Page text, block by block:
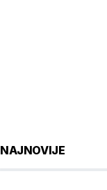
NAJNOVIJE